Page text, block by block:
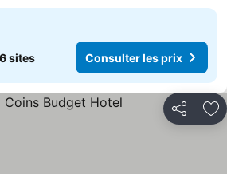
6 sites Consulter les prix
Partager